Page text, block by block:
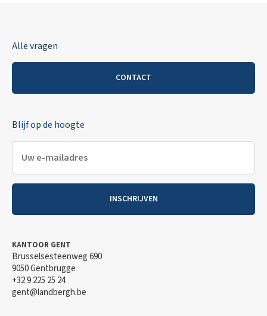
Alle vragen
CONTACT
Blijf op de hoogte
INSCHRIJVEN
KANTOOR GENT
Brusselsesteenweg 690
9050 Gentbrugge
+32 9 225 25 24
gent@landbergh.be